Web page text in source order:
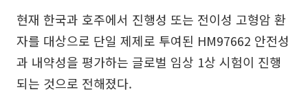
현재 한국과 호주에서 진행성 또는 전이성 고형암 환
자를 대상으로 단일 제제로 투여된 HM97662 안전성
과 내약성을 평가하는 글로벌 임상 1상 시험이 진행
되는 것으로 전해졌다.